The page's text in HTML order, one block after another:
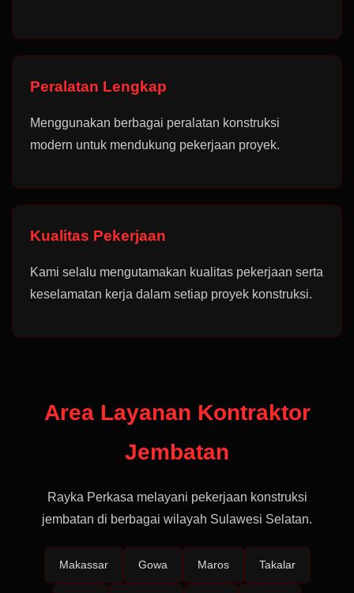
Peralatan Lengkap
Menggunakan berbagai peralatan konstruksi
modern untuk mendukung pekerjaan proyek.
Kualitas Pekerjaan
Kami selalu mengutamakan kualitas pekerjaan serta
keselamatan kerja dalam setiap proyek konstruksi.
Area Layanan Kontraktor
Jembatan
Rayka Perkasa melayani pekerjaan konstruksi
jembatan di berbagai wilayah Sulawesi Selatan.
Makassar Gowa Maros Takalar